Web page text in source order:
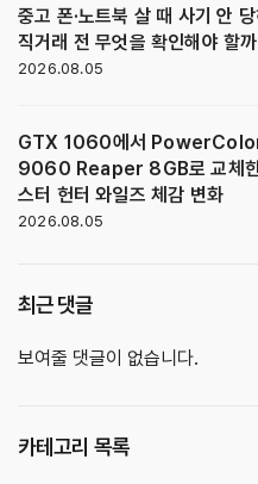
중고 폰·노트북 살 때 사기 안 당
직거래 전 무엇을 확인해야 할
2026.08.05
GTX 1060에서
9060 Reaper 8GB로 교체한
스터 헌터 와일즈 체감 변화
2026.08.05
최근 댓글
보여줄 댓글이 없습니다.
카테고리 목록